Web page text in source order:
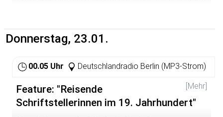
Donnerstag, 23.01.
00.05 Uhr Deutschlandradio Berlin (MP3-Strom)
[Mehr]
Feature: "Reisende
Schriftstellerinnen im 19. Jahrhundert"